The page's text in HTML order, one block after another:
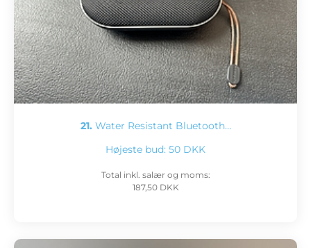
21. Water Resistant Bluetooth…
Højeste bud: 50 DKK
Total inkl. salær og moms:
187,50 DKK